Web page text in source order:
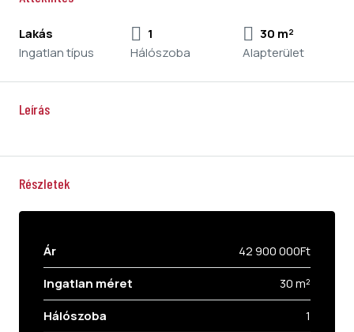
Lakás
Ingatlan típus
1
Hálószoba
30 m²
Alapterület
Leírás
Részletek
Ár
42 900 000Ft
Ingatlan méret
30 m²
Hálószoba
1